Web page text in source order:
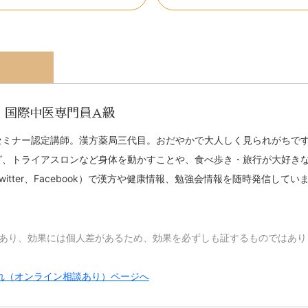
国際中医専門員A級
ナー認定講師。漢方薬局三代目。おだやかで大人しく見られがちで
トライアスロンなど身体を動かすことや、食べ歩き・旅行が大好き
、Facebook）で漢方や健康情報、勉強会情報を随時発信していま
り、効果には個人差があるため、効果を必ずしも証するものではあり
（オンライン相談あり）ページへ